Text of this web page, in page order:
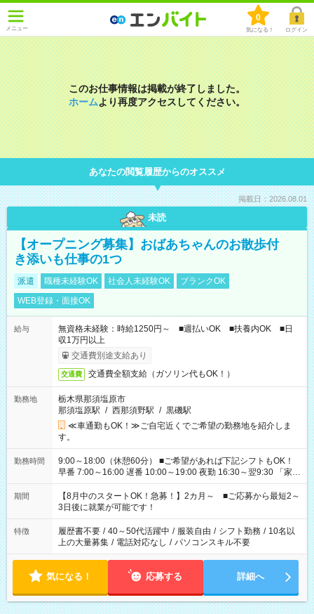
メニュー
0
気になる！ ログイン
このお仕事情報は掲載が終了しました。
ホームより再度アクセスしてください。
あなたの閲覧履歴からのオススメ
掲載日：2026.08.01
未読
【オープニング募集】おばあちゃんのお散歩付
き添いも仕事の1つ
派遣 職種未経験OK 社会人未経験OK
ブランクOK
WEB登録・面接OK
給与
無資格未経験：時給1250円～ ■週払いOK ■扶養内OK ■日
収1万円以上
交通費別途支給あり
交通費 交通費全額支給（ガソリン代もOK！）
勤務地
栃木県那須塩原市
那須塩原駅 / 西那須野駅 / 黒磯駅
≪車通勤もOK！≫ご自宅近くでご希望の勤務地を紹介しま
す。
勤務時間
9:00～18:00（休憩60分） ■ご希望があれば下記シフトもOK！
早番 7:00～16:00 遅番 10:00～19:00 夜勤 16:30～翌9:30 「家族
と休みを合わせたい」 「余裕を持って夕飯の準備がしたい」
「できれば残業はしたくない」 など、ご希望を教えてください
ね。 ※Wワーク希望の方へ 今ご覧のお仕事で希望する勤務時間
と、もう1つのお仕事の勤務時間。 合計で週40時間を超える場
合は応募できません。
期間
【8月中のスタートOK！急募！】2カ月～ ■ご応募から最短2～
3日後に就業が可能です！
特徴 履歴書不要 / 40～50代活躍中 / 服装自由 / シフト勤務 / 10名以
上の大量募集 / 電話対応なし / パソコンスキル不要
気になる！ 応募する 詳細へ